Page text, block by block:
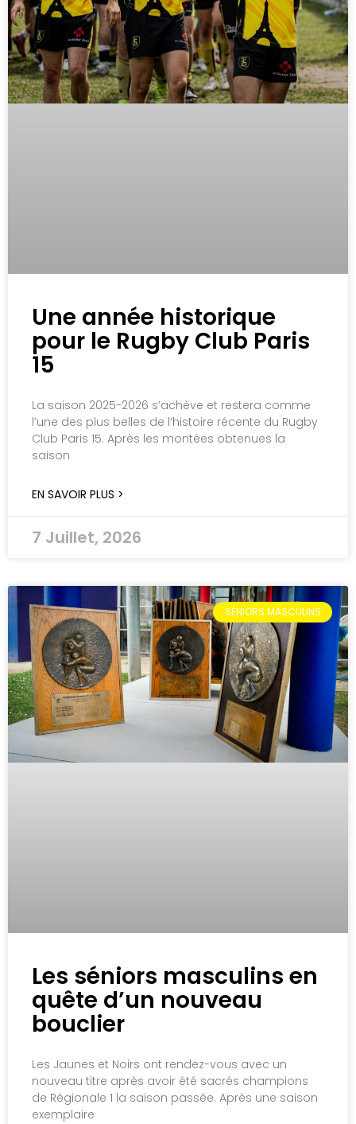
Une année historique
pour le Rugby Club Paris
15
La saison 2025-2026 s’achève et restera comme
l’une des plus belles de l’histoire récente du Rugby
Club Paris 15. Après les montées obtenues la
saison
EN SAVOIR PLUS >
7 Juillet, 2026
SÉNIORS MASCULINS
Les séniors masculins en
quête d’un nouveau
bouclier
Les Jaunes et Noirs ont rendez-vous avec un
nouveau titre après avoir été sacrés champions
de Régionale 1 la saison passée. Après une saison
exemplaire